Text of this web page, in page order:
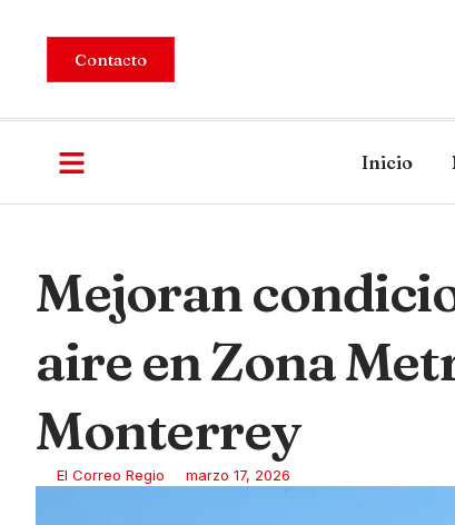
Contacto
Inicio
Mejoran
aire en Zona
Monterrey
El Correo Regio marzo 17, 2026